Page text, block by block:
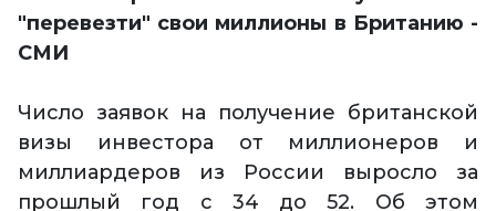
"перевезти" свои миллионы в Британию -
СМИ
Число заявок на получение британской
визы инвестора от миллионеров и
миллиардеров из России выросло за
прошлый год с 34 до 52. Об этом